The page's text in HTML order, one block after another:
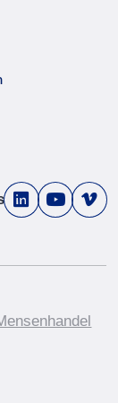
V
i
V
o
V
i